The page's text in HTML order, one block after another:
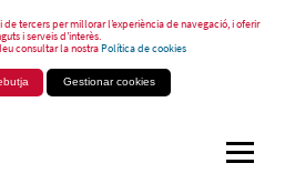
tercers per millorar l’experiència de navegació, i oferir
i serveis d’interès.
consultar la nostraPolítica de cookies
Gestionar cookies